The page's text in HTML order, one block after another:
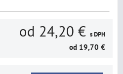
od 24,20 € s DPH
od 19,70 €